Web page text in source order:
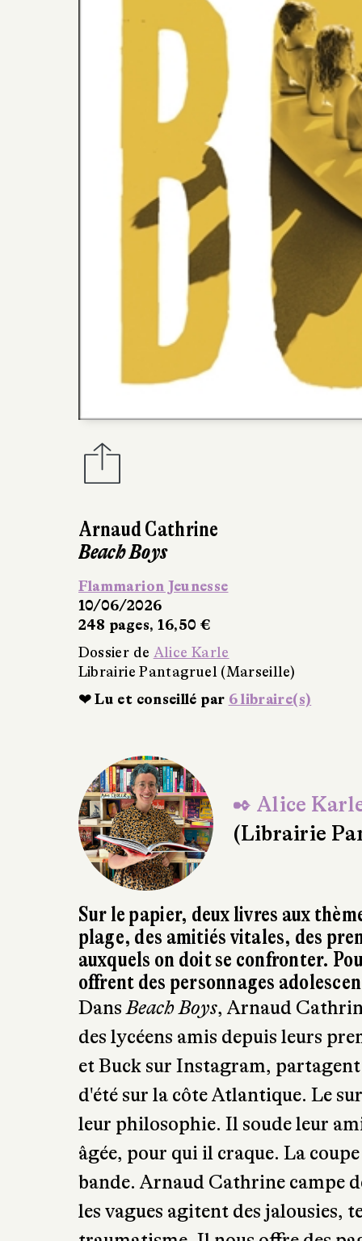
✒ Alice
Sur le papier, deux livres aux
plage, des amitiés vitales, des
auxquels on doit se confronter.
offrent des personnages
Dans
, Arnaud
des lycéens amis depuis leurs
et Buck sur Instagram,
d'été sur la côte Atlantique. Le
leur philosophie. Il soude leur
âgée, pour qui il craque. La
bande. Arnaud Cathrine campe